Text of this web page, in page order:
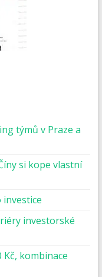
týmů v Praze a
si kope vlastní
investorské
Kč, kombinace